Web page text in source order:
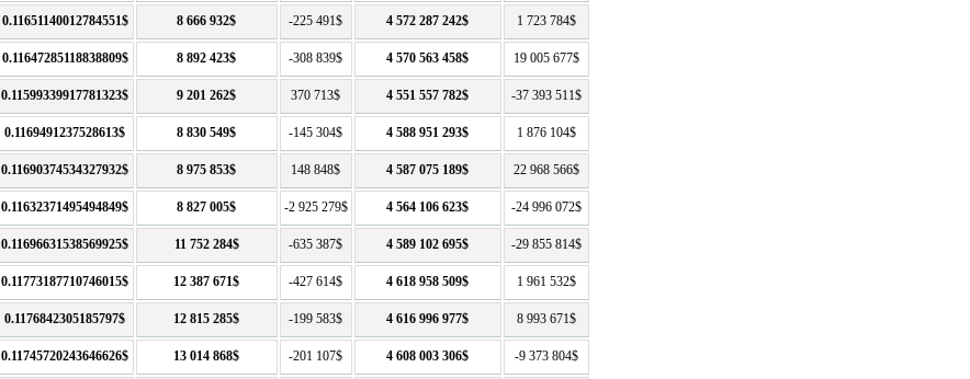
0.11651140012784551$ 8 666 932$ -225 491$ 4 572 287 242$ 1 723 784$
0.11647285118838809$ 8 892 423$ -308 839$ 4 570 563 458$ 19 005 677$
0.11599339917781323$ 9 201 262$ 370 713$ 4 551 557 782$ -37 393 511$
0.1169491237528613$ 8 830 549$ -145 304$ 4 588 951 293$ 1 876 104$
0.11690374534327932$ 8 975 853$ 148 848$ 4 587 075 189$ 22 968 566$
0.11632371495494849$ 8 827 005$ -2 925 279$ 4 564 106 623$ -24 996 072$
0.11696631538569925$ 11 752 284$ -635 387$ 4 589 102 695$ -29 855 814$
0.11773187710746015$ 12 387 671$ -427 614$ 4 618 958 509$ 1 961 532$
0.1176842305185797$ 12 815 285$ -199 583$ 4 616 996 977$ 8 993 671$
0.11745720243646626$ 13 014 868$ -201 107$ 4 608 003 306$ -9 373 804$